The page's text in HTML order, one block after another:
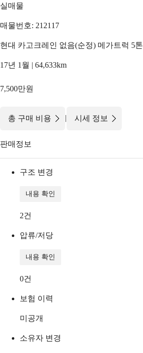
실매물
매물번호: 212117
현대 카고크레인 없음(순정) 메가트럭 5톤
17년 1월 | 64,633km
7,500만원
총 구매 비용 | 시세 정보
판매정보
구조 변경
내용 확인
2건
압류/저당
내용 확인
0건
보험 이력
미공개
소유자 변경